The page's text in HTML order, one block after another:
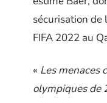
sécurisation de
FIFA 2022 au
« Les menaces
olympiques de